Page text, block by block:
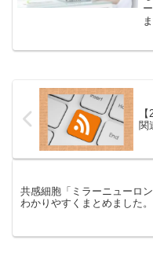
関
共感細胞「ミラーニューロ
わかりやすくまとめました。